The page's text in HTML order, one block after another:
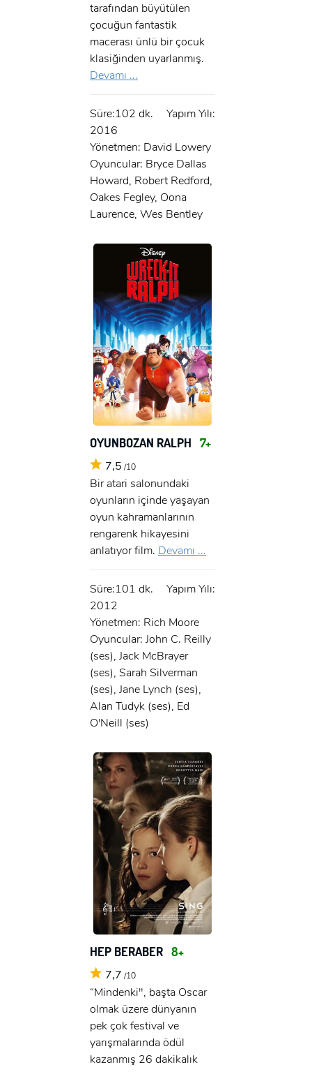
GIRIŞ YAP
E-Posta:
ÜYE OL
Ad Soyad:
E-Posta:
tarafından büyütülen
çocuğun fantastik
macerası ünlü bir çocuk
klasiğinden uyarlanmış.
Devamı ...
Süre:102 dk.
Yapım Yılı:
2016
Yönetmen: David Lowery
Oyuncular: Bryce Dallas
Howard, Robert Redford,
Oakes Fegley, Oona
Laurence, Wes Bentley
OYUNBOZAN RALPH 7+
7,5 /10
Bir atari salonundaki
oyunların içinde yaşayan
oyun kahramanlarının
rengarenk hikayesini
anlatıyor film. Devamı ...
Süre:101 dk.
Yapım Yılı:
2012
Yönetmen: Rich Moore
Oyuncular: John C. Reilly
(ses), Jack McBrayer
(ses), Sarah Silverman
(ses), Jane Lynch (ses),
Alan Tudyk (ses), Ed
O'Neill (ses)
HEP BERABER 8+
7,7 /10
“Mindenki", başta Oscar
olmak üzere dünyanın
pek çok festival ve
yarışmalarında ödül
kazanmış 26 dakikalık